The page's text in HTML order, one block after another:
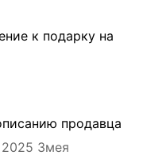
к подарку на
продавца
Змея